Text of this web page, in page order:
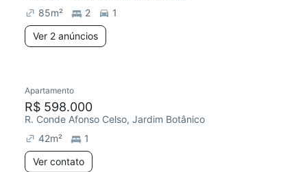
85m² 2
1
Ver 2 anúncios
Redecorar
Apartamento
R$ 598.000
R. Conde Afonso Celso, Jardim Botânico
42m²
1
Ver contato